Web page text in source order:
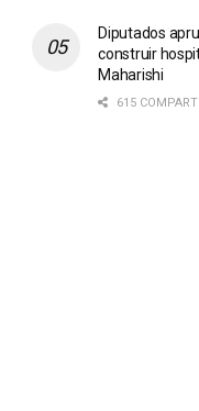
Diputados
construir
Maharishi
615